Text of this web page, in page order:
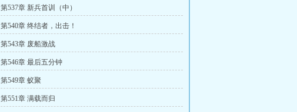
第537章 新兵首训（中）
第540章 终结者，出击！
第543章 废船激战
第546章 最后五分钟
第549章 蚁聚
第551章 满载而归